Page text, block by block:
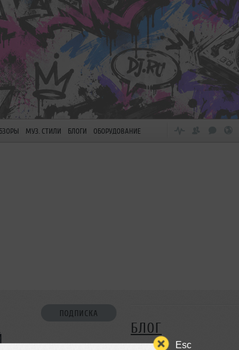
Esc
МУЗ. СТИЛИ БЛОГИ ОБОРУДОВАНИЕ
ПОДПИСКА
БЛОГ